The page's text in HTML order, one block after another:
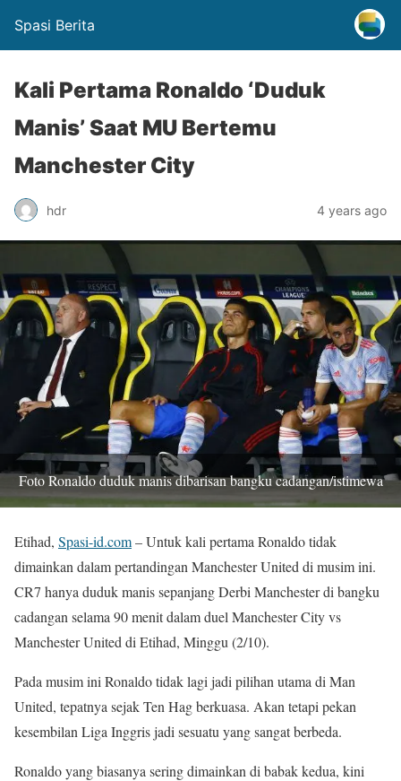
Spasi Berita
Kali Pertama Ronaldo ‘Duduk
Manis’ Saat MU Bertemu
Manchester City
hdr 4 years ago
Foto Ronaldo duduk manis dibarisan bangku cadangan/istimewa
Etihad, Spasi-id.com– Untuk kali pertama Ronaldo tidak
dimainkan dalam pertandingan Manchester United di musim ini.
CR7 hanya duduk manis sepanjang Derbi Manchester di bangku
cadangan selama 90 menit dalam duel Manchester City vs
Manchester United di Etihad, Minggu (2/10).
Pada musim ini Ronaldo tidak lagi jadi pilihan utama di Man
United, tepatnya sejak Ten Hag berkuasa. Akan tetapi pekan
kesembilan Liga Inggris jadi sesuatu yang sangat berbeda.
Ronaldo yang biasanya sering dimainkan di babak kedua, kini